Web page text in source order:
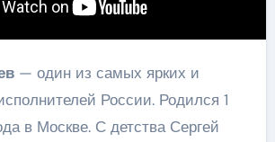
— один из самых ярких и
России. Родился 1
в Москве. С детства Сергей